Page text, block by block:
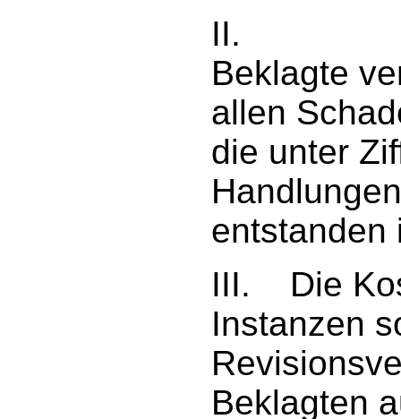
II. Es
Beklagte
allen
die unter
entstanden
III. Die
Instanzen
Beklagten